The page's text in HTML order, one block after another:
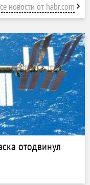
новости от habr.com
отодвинул